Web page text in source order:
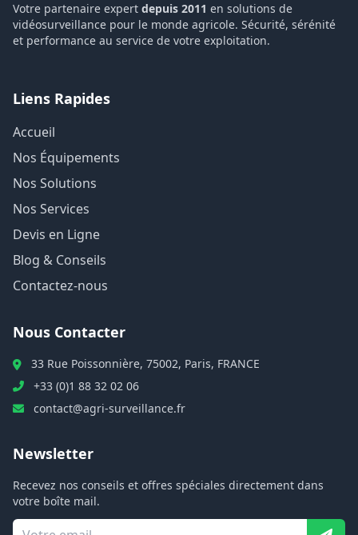
Votre partenaire expert depuis 2011 en solutions de
vidéosurveillance pour le monde agricole. Sécurité, sérénité
et performance au service de votre exploitation.
Liens Rapides
Accueil
Nos Équipements
Nos Solutions
Nos Services
Devis en Ligne
Blog & Conseils
Contactez-nous
Nous Contacter
33 Rue Poissonnière, 75002, Paris, FRANCE
+33 (0)1 88 32 02 06
contact@agri-surveillance.fr
Newsletter
Recevez nos conseils et offres spéciales directement dans
votre boîte mail.